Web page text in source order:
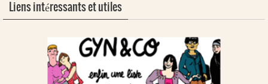
Liens intéressants et utiles